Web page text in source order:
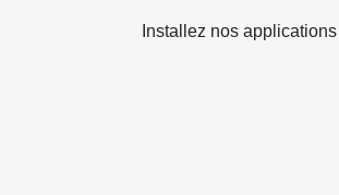
Installez nos applications